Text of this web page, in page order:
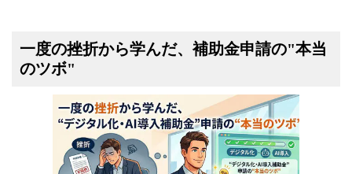
一度の挫折から学んだ、補助金申請の"本当
のツボ"